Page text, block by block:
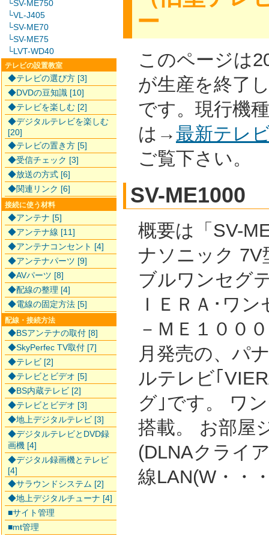
ー
このページは
が生産を終了
です。現行機
は→最新テレ
ご覧下さい。
SV-ME1000
概要は「SV-
ナソニック 7V
ブルワンセグ
ＩＥＲＡ･ワ
－ＭＥ１００
月発売の、パ
ルテレビ｢
グ｣です。 ワ
搭載。 お部屋
(DLNAクライ
線LAN(W・・
└SV-ME750
└VL-J405
└SV-ME70
└SV-ME75
└LVT-WD40
テレビの設置教室
◆テレビの選び方 [3]
◆DVDの豆知識 [10]
◆テレビを楽しむ [2]
◆デジタルテレビを楽しむ
[20]
◆テレビの置き方 [5]
◆受信チェック [3]
◆放送の方式 [6]
◆関連リンク [6]
接続に使う材料
◆アンテナ [5]
◆アンテナ線 [11]
◆アンテナコンセント [4]
◆アンテナパーツ [9]
◆AVパーツ [8]
◆配線の整理 [4]
◆電線の固定方法 [5]
配線・接続方法
◆BSアンテナの取付 [8]
◆SkyPerfec TV取付 [7]
◆テレビ [2]
◆テレビとビデオ [5]
◆BS内蔵テレビ [2]
◆テレビとビデオ [3]
◆地上デジタルテレビ [3]
◆デジタルテレビとDVD録
画機 [4]
◆デジタル録画機とテレビ
[4]
◆サラウンドシステム [2]
◆地上デジタルチューナ [4]
■サイト管理
■mt管理